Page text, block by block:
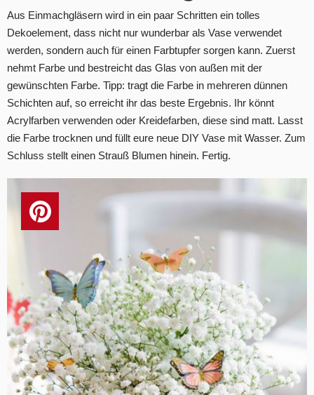
Aus Einmachgläsern wird in ein paar Schritten ein tolles
Dekoelement, dass nicht nur wunderbar als Vase verwendet
werden, sondern auch für einen Farbtupfer sorgen kann. Zuerst
nehmt Farbe und bestreicht das Glas von außen mit der
gewünschten Farbe. Tipp: tragt die Farbe in mehreren dünnen
Schichten auf, so erreicht ihr das beste Ergebnis. Ihr könnt
Acrylfarben verwenden oder Kreidefarben, diese sind matt. Lasst
die Farbe trocknen und füllt eure neue DIY Vase mit Wasser. Zum
Schluss stellt einen Strauß Blumen hinein. Fertig.